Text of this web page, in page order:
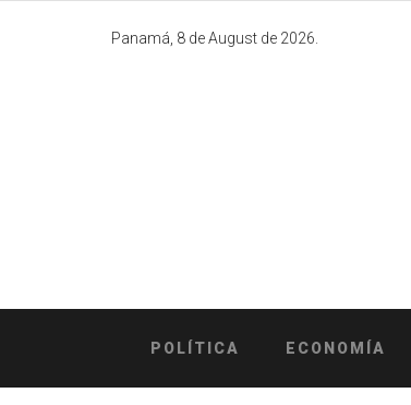
Panamá, 8 de August de 2026.
POLÍTICA ECONOMÍA